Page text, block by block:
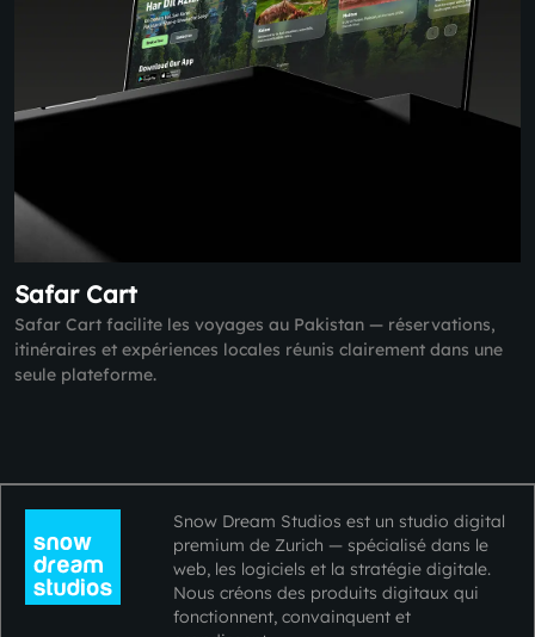
Safar Cart
Safar Cart facilite les voyages au Pakistan — réservations,
itinéraires et expériences locales réunis clairement dans une
seule plateforme.
Snow Dream Studios est un studio digital
premium de Zurich — spécialisé dans le
web, les logiciels et la stratégie digitale.
Nous créons des produits digitaux qui
fonctionnent, convainquent et